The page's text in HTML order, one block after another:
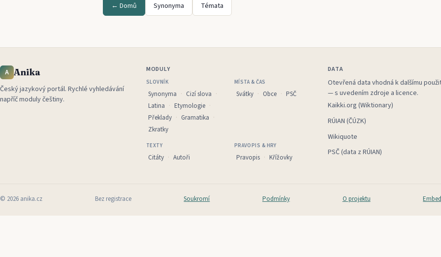
← Domů Synonyma Témata
A Anika
Český jazykový portál. Rychlé vyhledávání
napříč moduly češtiny.
MODULY
SLOVNÍK
Synonyma
Cizí slova
Latina
Etymologie
Překlady
Gramatika
Zkratky
MÍSTA & ČAS
Svátky Obce PSČ
TEXTY
Citáty Autoři
PRAVOPIS & HRY
Pravopis Křížovky
DATA
Otevřená data vhodná k dalšímu
— s uvedením zdroje a licence.
Kaikki.org (Wiktionary)
RÚIAN (ČÚZK)
Wikiquote
PSČ (data z RÚIAN)
© 2026 anika.cz Bez registrace Soukromí Podmínky O projektu